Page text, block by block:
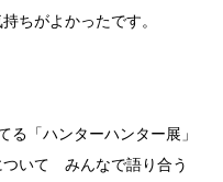
ちがよかったです。
「ハンターハンター展」
ついて みんなで語り合う